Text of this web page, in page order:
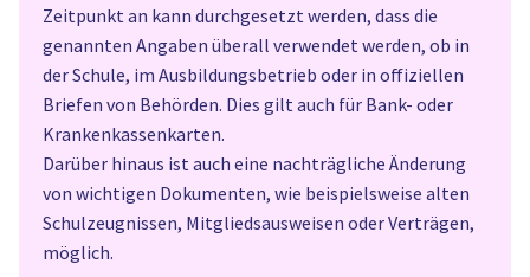
Zeitpunkt an kann durchgesetzt werden, dass die
genannten Angaben überall verwendet werden, ob in
der Schule, im Ausbildungsbetrieb oder in offiziellen
Briefen von Behörden. Dies gilt auch für Bank- oder
Krankenkassenkarten.
Darüber hinaus ist auch eine nachträgliche Änderung
von wichtigen Dokumenten, wie beispielsweise alten
Schulzeugnissen, Mitgliedsausweisen oder Verträgen,
möglich.